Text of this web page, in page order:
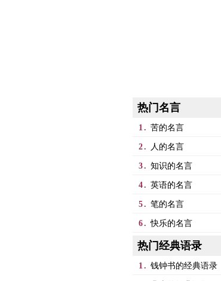
热门名言
1. 苦的名言
2. 人的名言
3. 知识的名言
4. 英语的名言
5. 笔的名言
6. 快乐的名言
热门经典语录
1. 钱钟书的经典语录